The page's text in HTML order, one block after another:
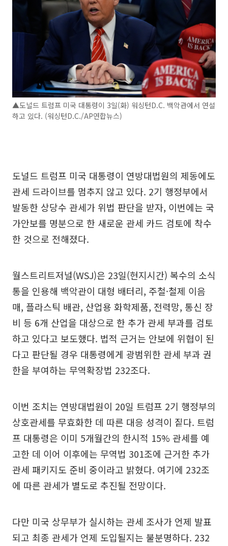
▲도널드 트럼프 미국 대통령이 3일(화) 워싱턴D.C. 백악관에서 연설
하고 있다. (워싱턴D.C./AP연합뉴스)
도널드 트럼프 미국 대통령이 연방대법원의 제동에도
관세 드라이브를 멈추지 않고 있다. 2기 행정부에서
발동한 상당수 관세가 위법 판단을 받자, 이번에는 국
가안보를 명분으로 한 새로운 관세 카드 검토에 착수
한 것으로 전해졌다.
월스트리트저널(WSJ)은 23일(현지시간) 복수의 소식
통을 인용해 백악관이 대형 배터리, 주철·철제 이음
매, 플라스틱 배관, 산업용 화학제품, 전력망, 통신 장
비 등 6개 산업을 대상으로 한 추가 관세 부과를 검토
하고 있다고 보도했다. 법적 근거는 안보에 위협이 된
다고 판단될 경우 대통령에게 광범위한 관세 부과 권
한을 부여하는 무역확장법 232조다.
이번 조치는 연방대법원이 20일 트럼프 2기 행정부의
상호관세를 무효화한 데 따른 대응 성격이 짙다. 트럼
프 대통령은 이미 5개월간의 한시적 15% 관세를 예
고한 데 이어 이후에는 무역법 301조에 근거한 추가
관세 패키지도 준비 중이라고 밝혔다. 여기에 232조
에 따른 관세가 별도로 추진될 전망이다.
다만 미국 상무부가 실시하는 관세 조사가 언제 발표
되고 최종 관세가 언제 도입될지는 불분명하다. 232